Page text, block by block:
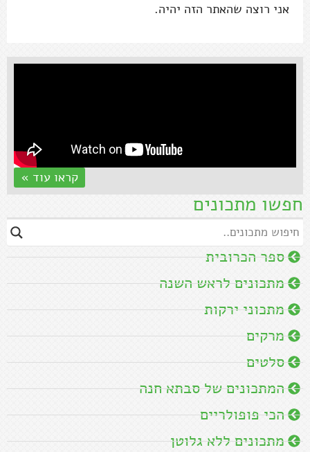
קראו עוד »
חפשו מתכונים
ספר הכרובית
מתכונים לראש השנה
מתכוני ירקות
מרקים
סלטים
המתכונים של סבתא חנה
הכי פופולריים
מתכונים ללא גלוטן
אני רוצה שהאתר הזה יהיה.